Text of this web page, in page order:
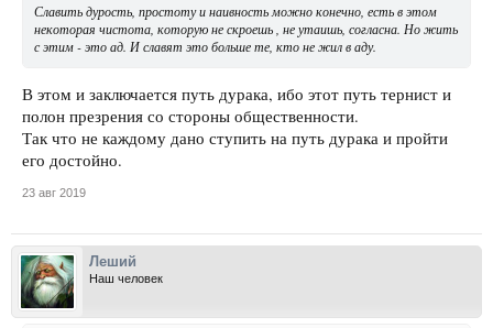
Славить дурость, простоту и наивность можно конечно, есть в этом
некоторая чистота, которую не скроешь , не утаишь, согласна. Но жить
с этим - это ад. И славят это больше те, кто не жил в аду.
В этом и заключается путь дурака, ибо этот путь тернист и
полон презрения со стороны общественности.
Так что не каждому дано ступить на путь дурака и пройти
его достойно.
23 авг 2019
Леший
Наш человек